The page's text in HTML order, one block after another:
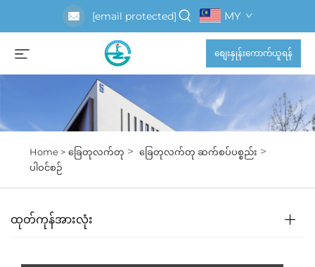
[email protected] MY
စျေးနှုန်းကောက်ယူရန်
Home > ခြေတုလက်တု > ခြေတုလက်တု ဆက်စပ်ပစ္စည်း >
ပါဝင်စဉ်
ထုတ်ကုန်အားလုံး